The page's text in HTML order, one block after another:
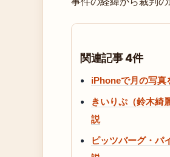
関連記事 4件
iPhoneで月の写真
きいりぷ（鈴木綺
説
ピッツバーグ・パ